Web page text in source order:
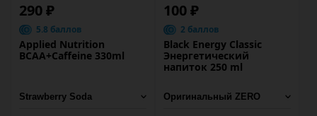
290 ₽
5.8 баллов
Applied Nutrition
BCAA+Caffeine 330ml
100 ₽
2 баллов
Black Energy Classic
Энергетический
напиток 250 ml